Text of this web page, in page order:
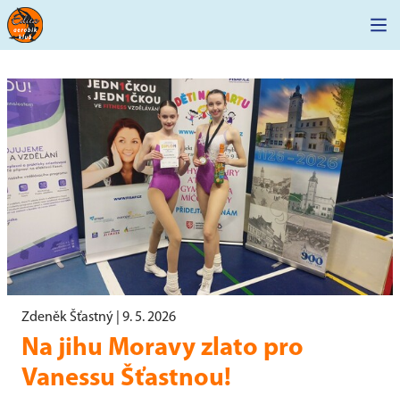
Zdeněk Šťastný | 9. 5. 2026
Na jihu Moravy zlato pro
Vanessu Šťastnou!